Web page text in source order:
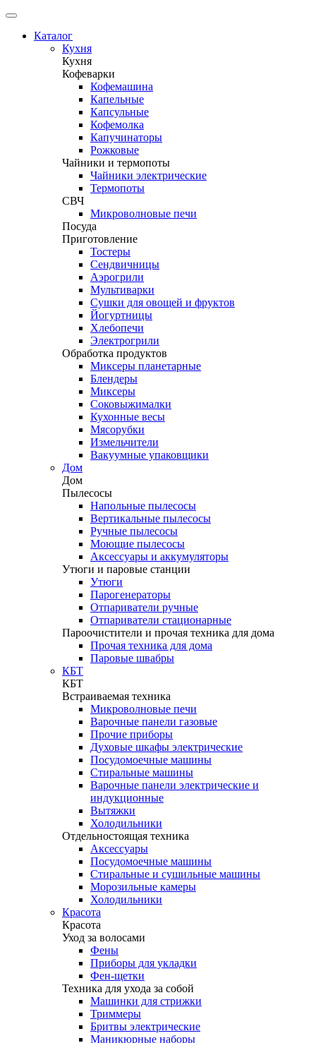
Каталог
Кухня
Кухня
Кофеварки
Кофемашина
Капельные
Капсульные
Кофемолка
Капучинаторы
Рожковые
Чайники и термопоты
Чайники электрические
Термопоты
СВЧ
Микроволновые печи
Посуда
Приготовление
Тостеры
Сендвичницы
Аэрогрили
Мультиварки
Сушки для овощей и фруктов
Йогуртницы
Хлебопечи
Электрогрили
Обработка продуктов
Миксеры планетарные
Блендеры
Миксеры
Соковыжималки
Кухонные весы
Мясорубки
Измельчители
Вакуумные упаковщики
Дом
Дом
Пылесосы
Напольные пылесосы
Вертикальные пылесосы
Ручные пылесосы
Моющие пылесосы
Аксессуары и аккумуляторы
Утюги и паровые станции
Утюги
Парогенераторы
Отпариватели ручные
Отпариватели стационарные
Пароочистители и прочая техника для дома
Прочая техника для дома
Паровые швабры
КБТ
КБТ
Встраиваемая техника
Микроволновые печи
Варочные панели газовые
Прочие приборы
Духовые шкафы электрические
Посудомоечные машины
Стиральные машины
Варочные панели электрические и
индукционные
Вытяжки
Холодильники
Отдельностоящая техника
Аксессуары
Посудомоечные машины
Стиральные и сушильные машины
Морозильные камеры
Холодильники
Красота
Красота
Уход за волосами
Фены
Приборы для укладки
Фен-щетки
Техника для ухода за собой
Машинки для стрижки
Триммеры
Бритвы электрические
Маникюрные наборы